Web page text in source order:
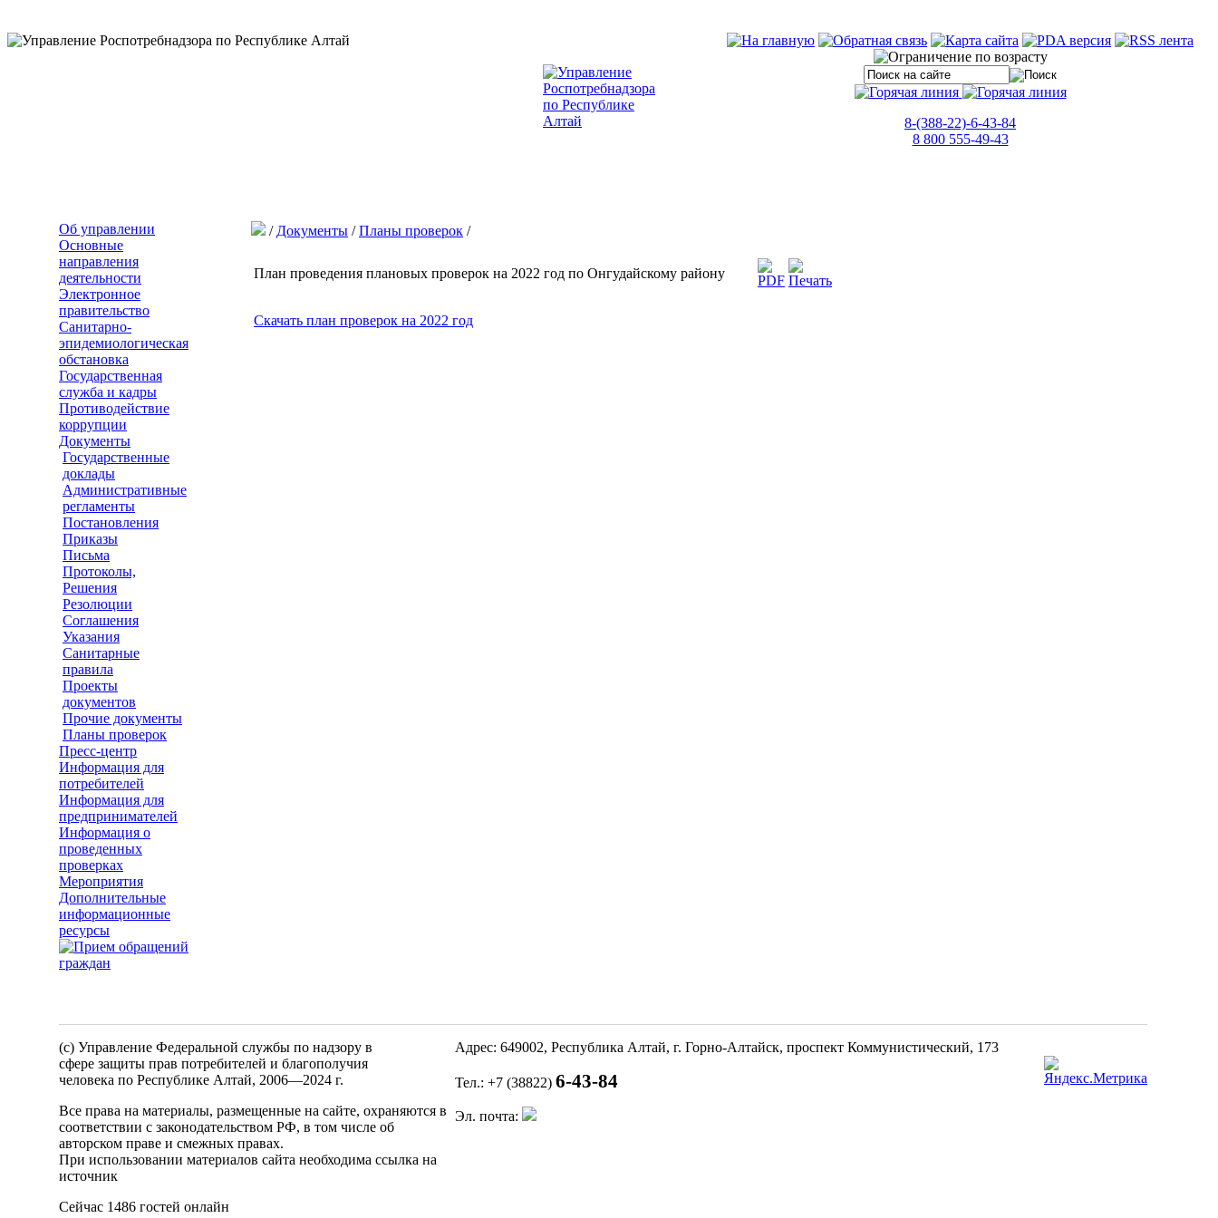
8-(388-22)-6-43-84
8 800 555-49-43
Об управлении
Основные
направления
деятельности
Электронное
правительство
Санитарно-
эпидемиологическая
обстановка
Государственная
служба и кадры
Противодействие
коррупции
Документы
Государственные
доклады
Административные
регламенты
Постановления
Приказы
Письма
Протоколы,
Решения
Резолюции
Соглашения
Указания
Санитарные
правила
Проекты
документов
Прочие документы
Планы проверок
Пресс-центр
Информация для
потребителей
Информация для
предпринимателей
Информация о
проведенных
проверках
Мероприятия
Дополнительные
информационные
ресурсы
/ Документы /Планы проверок /
План проведения плановых проверок на 2022 год по Онгудайскому району
Скачать план проверок на 2022 год
(c) Управление Федеральной службы по надзору в
сфере защиты прав потребителей и благополучия
человека по Республике Алтай, 2006—2024 г.
Все права на материалы, размещенные на сайте, охраняются в
соответствии с законодательством РФ, в том числе об
авторском праве и смежных правах.
При использовании материалов сайта необходима ссылка на
источник
Сейчас 1486 гостей онлайн
Адрес: 649002, Республика Алтай, г. Горно-Алтайск, проспект Коммунистический, 173
Тел.: +7 (38822) 6-43-84
Эл. почта: